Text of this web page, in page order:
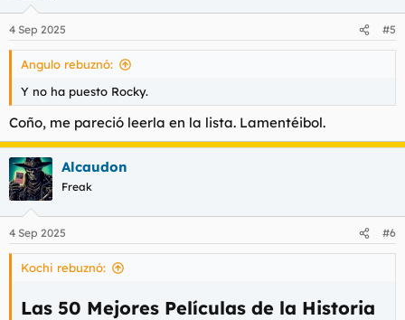
e
s
4 Sep 2025 #5
Angulo rebuznó:
Y no ha puesto Rocky.
Coño, me pareció leerla en la lista. Lamentéibol.
Alcaudon
Freak
4 Sep 2025 #6
Kochi rebuznó:
Las 50 Mejores Películas de la Historia